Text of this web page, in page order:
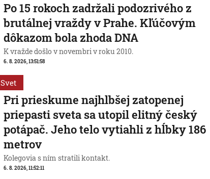
Po 15 rokoch zadržali podozrivého z
brutálnej vraždy v Prahe. Kľúčovým
dôkazom bola zhoda DNA
K vražde došlo v novembri v roku 2010.
6. 8. 2026, 13:51:58
Svet
Pri prieskume najhlbšej zatopenej
priepasti sveta sa utopil elitný český
potápač. Jeho telo vytiahli z hĺbky 186
metrov
Kolegovia s ním stratili kontakt.
6. 8. 2026, 11:52:11